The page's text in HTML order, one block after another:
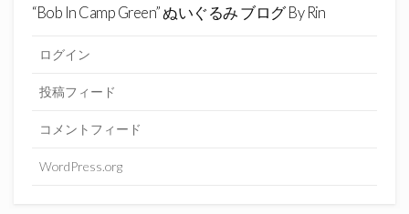
“Bob In Camp Green” ぬいぐるみ ブログ By Rin
ログイン
投稿フィード
コメントフィード
WordPress.org